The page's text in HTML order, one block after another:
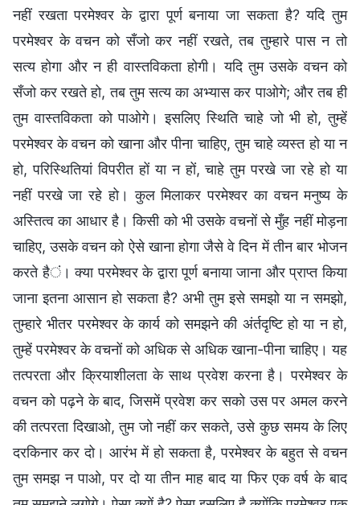
नहीं रखता परमेश्वर के द्वारा पूर्ण बनाया जा सकता है? यदि तुम
परमेश्वर के वचन को सँजो कर नहीं रखते, तब तुम्हारे पास न तो
सत्य होगा और न ही वास्तविकता होगी। यदि तुम उसके वचन को
सँजो कर रखते हो, तब तुम सत्य का अभ्यास कर पाओगे; और तब ही
तुम वास्तविकता को पाओगे। इसलिए स्थिति चाहे जो भी हो, तुम्हें
परमेश्वर के वचन को खाना और पीना चाहिए, तुम चाहे व्यस्त हो या न
हो, परिस्थितियां विपरीत हों या न हों, चाहे तुम परखे जा रहे हो या
नहीं परखे जा रहे हो। कुल मिलाकर परमेश्वर का वचन मनुष्य के
अस्तित्व का आधार है। किसी को भी उसके वचनों से मुँह नहीं मोड़ना
चाहिए, उसके वचन को ऐसे खाना होगा जैसे वे दिन में तीन बार भोजन
करते हैं। क्या परमेश्वर के द्वारा पूर्ण बनाया जाना और प्राप्त किया
जाना इतना आसान हो सकता है? अभी तुम इसे समझो या न समझो,
तुम्हारे भीतर परमेश्वर के कार्य को समझने की अंर्तदृष्टि हो या न हो,
तुम्हें परमेश्वर के वचनों को अधिक से अधिक खाना-पीना चाहिए। यह
तत्परता और क्रियाशीलता के साथ प्रवेश करना है। परमेश्वर के
वचन को पढ़ने के बाद, जिसमें प्रवेश कर सको उस पर अमल करने
की तत्परता दिखाओ, तुम जो नहीं कर सकते, उसे कुछ समय के लिए
दरकिनार कर दो। आरंभ में हो सकता है, परमेश्वर के बहुत से वचन
तुम समझ न पाओ, पर दो या तीन माह बाद या फिर एक वर्ष के बाद